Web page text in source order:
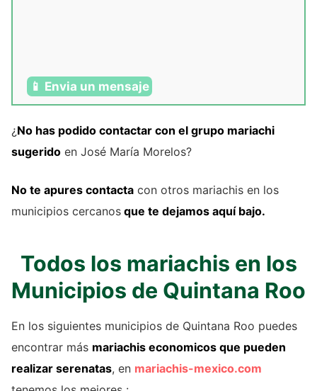
📱 Envia un mensaje
¿No has podido contactar con el grupo mariachi
sugerido en José María Morelos?
No te apures contacta con otros mariachis en los
municipios cercanos que te dejamos aquí bajo.
Todos los mariachis en los
Municipios de Quintana Roo
En los siguientes municipios de Quintana Roo puedes
encontrar más mariachis economicos que pueden
realizar serenatas, en mariachis-mexico.com